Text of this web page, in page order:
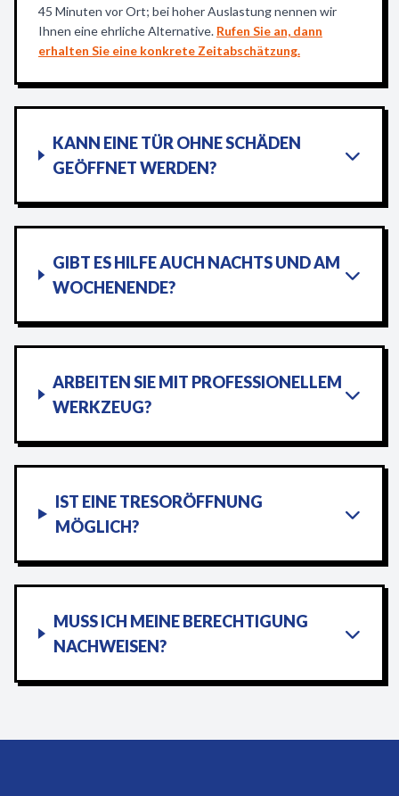
45 Minuten vor Ort; bei hoher Auslastung nennen wir
Ihnen eine ehrliche Alternative. Rufen Sie an, dann
erhalten Sie eine konkrete Zeitabschätzung.
KANN EINE TÜR OHNE SCHÄDEN
GEÖFFNET WERDEN?
GIBT ES HILFE AUCH NACHTS UND AM
WOCHENENDE?
ARBEITEN SIE MIT PROFESSIONELLEM
WERKZEUG?
IST EINE TRESORÖFFNUNG
MÖGLICH?
MUSS ICH MEINE BERECHTIGUNG
NACHWEISEN?